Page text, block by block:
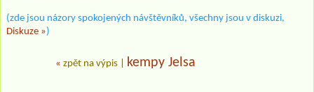
(zde jsou názory spokojených návštěvníků, všechny jsou v diskuzi,
Diskuze »)
« zpět na výpis kempy Jelsa